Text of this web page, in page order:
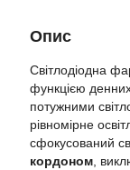
Опис
Світлодіодна
функцією
потужними
рівномірне
сфокусований
кордоном ,